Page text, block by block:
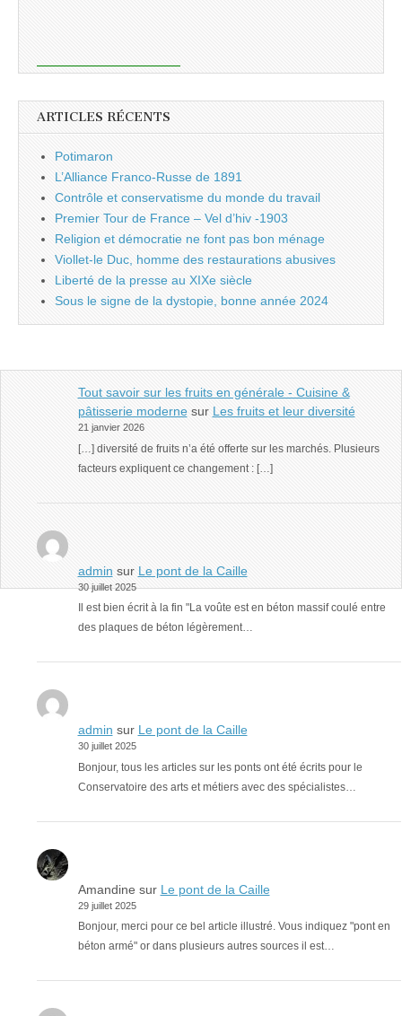
ARTICLES RÉCENTS
Potimaron
L’Alliance Franco-Russe de 1891
Contrôle et conservatisme du monde du travail
Premier Tour de France – Vel d’hiv -1903
Religion et démocratie ne font pas bon ménage
Viollet-le Duc, homme des restaurations abusives
Liberté de la presse au XIXe siècle
Sous le signe de la dystopie, bonne année 2024
Tout savoir sur les fruits en générale - Cuisine &
pâtisserie modernesur Les fruits et leur diversité
21 janvier 2026
[…] diversité de fruits n’a été offerte sur les marchés. Plusieurs
facteurs expliquent ce changement : […]
admin sur Le pont de la Caille
30 juillet 2025
Il est bien écrit à la fin "La voûte est en béton massif coulé entre
des plaques de béton légèrement…
admin sur Le pont de la Caille
30 juillet 2025
Bonjour, tous les articles sur les ponts ont été écrits pour le
Conservatoire des arts et métiers avec des spécialistes…
Amandine sur Le pont de la Caille
29 juillet 2025
Bonjour, merci pour ce bel article illustré. Vous indiquez "pont en
béton armé" or dans plusieurs autres sources il est…